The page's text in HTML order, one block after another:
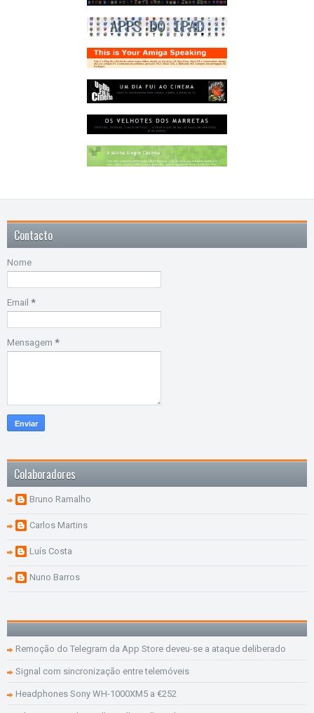
Contacto
Nome
Email *
Mensagem *
Colaboradores
Bruno Ramalho
Carlos Martins
Luís Costa
Nuno Barros
Remoção do Telegram da App Store deveu-se a ataque deliberado
Signal com sincronização entre telemóveis
Headphones Sony WH-1000XM5 a €252